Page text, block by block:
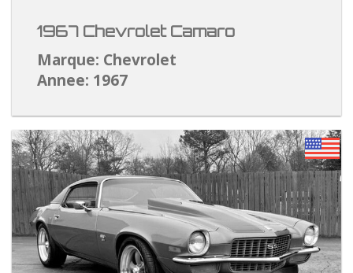
1967 Chevrolet Camaro
Marque: Chevrolet
Annee: 1967